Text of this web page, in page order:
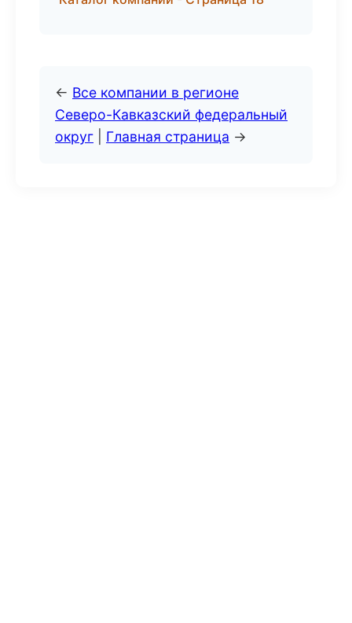
← Все компании в регионе
Северо-Кавказский федеральный
округ
Главная страница →